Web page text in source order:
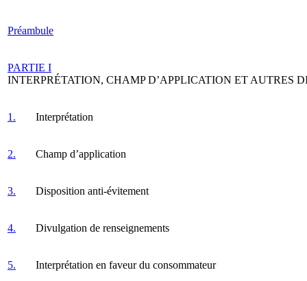
Préambule
PARTIE I
INTERPRÉTATION, CHAMP D’APPLICATION ET AUTRES
1. Interprétation
2. Champ d’application
3. Disposition anti-évitement
4. Divulgation de renseignements
5. Interprétation en faveur du consommateur